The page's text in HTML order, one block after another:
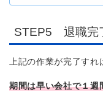
STEP5 退職完
上記の作業が完了すれ
期間は早い会社で１週